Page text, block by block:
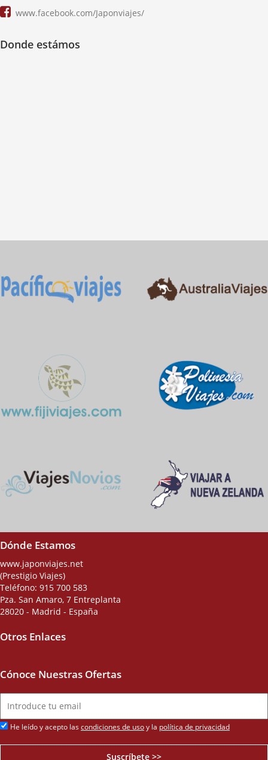
www.facebook.com/Japonviajes/
Donde estámos
Dónde Estamos
www.japonviajes.net
(Prestigio Viajes)
Teléfono: 915 700 583
Pza. San Amaro, 7 Entreplanta
28020 - Madrid - España
Otros Enlaces
Cónoce Nuestras Ofertas
He leído y acepto lascondiciones de usoy la política de privacidad